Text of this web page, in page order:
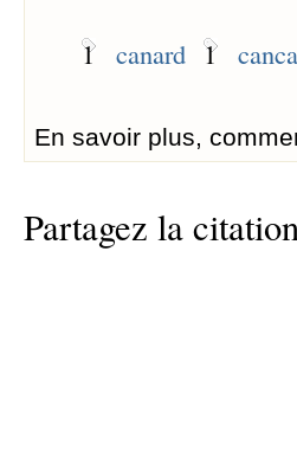
1 canard 1
En savoir plus,
Partagez la